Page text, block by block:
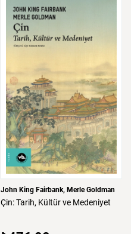
John King Fairbank Merle Goldman
Çin:Tarih, Kültürve Medeniyet